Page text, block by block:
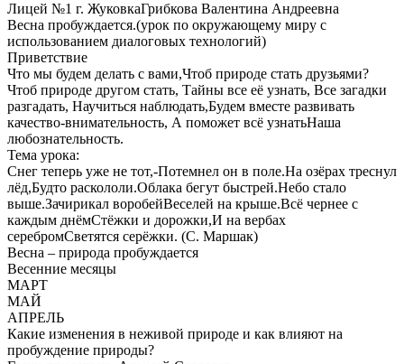
Лицей №1 г. ЖуковкаГрибкова Валентина Андреевна
Весна пробуждается.(урок по окружающему миру с
использованием диалоговых технологий)
Приветствие
Что мы будем делать с вами,Чтоб природе стать друзьями?
Чтоб природе другом стать, Тайны все её узнать, Все загадки
разгадать, Научиться наблюдать,Будем вместе развивать
качество-внимательность, А поможет всё узнатьНаша
любознательность.
Тема урока:
Снег теперь уже не тот,-Потемнел он в поле.На озёрах треснул
лёд,Будто раскололи.Облака бегут быстрей.Небо стало
выше.Зачирикал воробейВеселей на крыше.Всё чернее с
каждым днёмСтёжки и дорожки,И на вербах
серебромСветятся серёжки. (С. Маршак)
Весна – природа пробуждается
Весенние месяцы
МАРТ
МАЙ
АПРЕЛЬ
Какие изменения в неживой природе и как влияют на
пробуждение природы?